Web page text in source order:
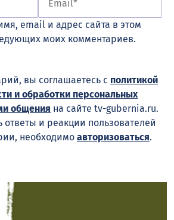
email и адрес сайта в этом
моих комментариев.
вы соглашаетесь с политикой
и обработки персональных
общения на сайте tv-gubernia.ru.
ответы и реакции пользователей
необходимо авторизоваться.